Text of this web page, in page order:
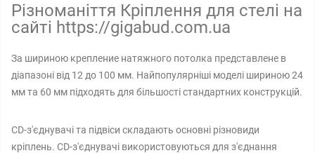
Різноманіття Кріплення для стелі на
сайті https://gigabud.com.ua
За шириною крепление натяжного потолка представлене в
діапазоні від 12 до 100 мм. Найпопулярніші моделі шириною 24
мм та 60 мм підходять для більшості стандартних конструкцій.
CD-з'єднувачі та підвіси складають основні різновиди
кріплень. CD-з'єднувачі використовуються для з'єднання